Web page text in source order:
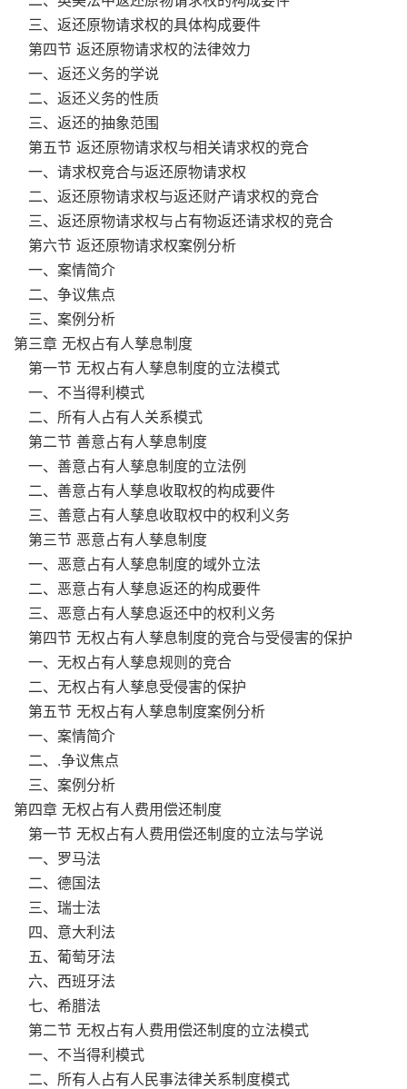
三、返还原物请求权的具体构成要件
第四节 返还原物请求权的法律效力
一、返还义务的学说
二、返还义务的性质
三、返还的抽象范围
第五节 返还原物请求权与相关请求权的竞合
一、请求权竞合与返还原物请求权
二、返还原物请求权与返还财产请求权的竞合
三、返还原物请求权与占有物返还请求权的竞合
第六节 返还原物请求权案例分析
一、案情简介
二、争议焦点
三、案例分析
第三章 无权占有人孳息制度
第一节 无权占有人孳息制度的立法模式
一、不当得利模式
二、所有人占有人关系模式
第二节 善意占有人孳息制度
一、善意占有人孳息制度的立法例
二、善意占有人孳息收取权的构成要件
三、善意占有人孳息收取权中的权利义务
第三节 恶意占有人孳息制度
一、恶意占有人孳息制度的域外立法
二、恶意占有人孳息返还的构成要件
三、恶意占有人孳息返还中的权利义务
第四节 无权占有人孳息制度的竞合与受侵害的保护
一、无权占有人孳息规则的竞合
二、无权占有人孳息受侵害的保护
第五节 无权占有人孳息制度案例分析
一、案情简介
二、.争议焦点
三、案例分析
第四章 无权占有人费用偿还制度
第一节 无权占有人费用偿还制度的立法与学说
一、罗马法
二、德国法
三、瑞士法
四、意大利法
五、葡萄牙法
六、西班牙法
七、希腊法
第二节 无权占有人费用偿还制度的立法模式
一、不当得利模式
二、所有人占有人民事法律关系制度模式